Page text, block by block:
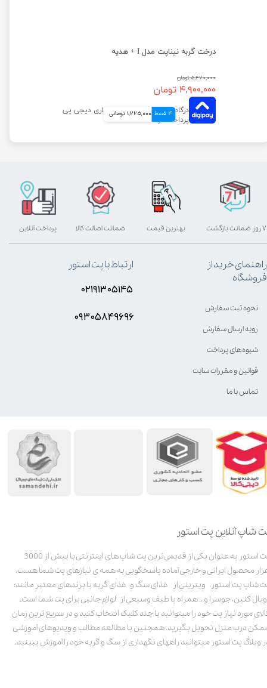
درخت گربه نیناپت مدل I + هدیه
۵,۴۷۰,۰۰۰ تومان
۴,۹۰۰,۰۰۰ تومان
4 قسط 1,225,000 تومانی
شاپ آنلاین پت استور
پت استور به عنوان یکی از قدیمی‌ترین پت شاپ های اینترنتی با بیش از 3000
محصول ایرانی و خارجی آماده پاسخگویی به همه ی نیازهای پت شما هست.
شاپ پت استور، ویترینی از غذای سگ و غذای گربه با برندهای معتبر مانند:
کنین، جوسرا و .. همراه با طیف وسیعی از لوازم جانبی برای پت شما است.
مورد نیاز پت خود را میتوانید با چند کلیک انتخاب کنید و در سریع ترین زمان
درب منزل تحویل بگیرید. همچنین با مطالعه مطالب و ویدیوهای آموزشی
وبلاگ پت استور میتوانید راههای نگهداری از سگ و گربه خود را آموزش ببینید.
بهترین قیمت پرداخت آنلاین ۷ روز ضمانت بازگشت ضمانت اصالت کالا
راهنمای خرید از
فروشگاه
نحوه ثبت سفارش
رویه ارسال سفارش
شیوه‌های پرداخت
قوانین و مقررات سایت
تماس با ما
ارتباط با پت استور
۰۲۱۹۱۳۰۵۱۴۵
۰۹۳۰۵8۴9696